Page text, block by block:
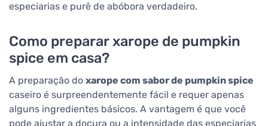
especiarias e purê de abóbora verdadeiro.
Como preparar xarope de pumpkin
spice em casa?
A preparação do xarope com sabor de pumpkin spice
caseiro é surpreendentemente fácil e requer apenas
alguns ingredientes básicos. A vantagem é que você
pode ajustar a doçura ou a intensidade das especiarias